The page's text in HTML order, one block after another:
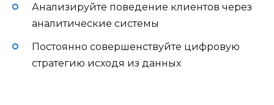
Анализируйте поведение клиентов через
аналитические системы
Постоянно совершенствуйте цифровую
стратегию исходя из данных